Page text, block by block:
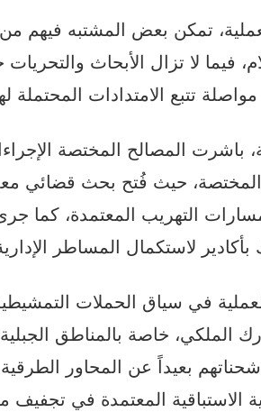
تمكن بعض المشتبه فيهم
فيما لا تزال الأبحاث
تتبع الامتدادات المحتملة
باشرت المصالح المختصة
المختصة، حيث فُتح بحث
التهريب المعتمدة، كما
بأكادير لاستكمال المساطر
في سياق الحملات
الملكي، خاصة بالمناطق
بعيداً عن المحاور
الاستباقية المعتمدة في